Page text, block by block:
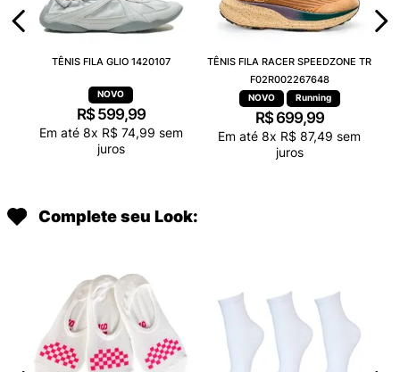
TÊNIS FILA GLIO 1420107
R$ 599,99
Em até 8x R$ 74,99 sem
juros
TÊNIS FILA RACER SPEEDZONE TR
F02R002267648
Running
R$ 699,99
Em até 8x R$ 87,49 sem
juros
Complete seu Look: